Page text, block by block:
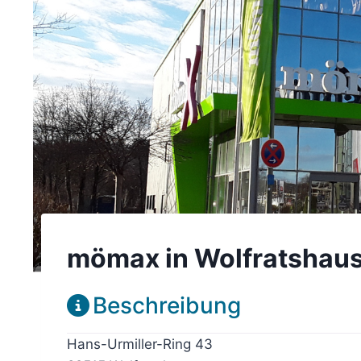
mömax in
Beschreibung
Hans-Urmiller-Ring 43